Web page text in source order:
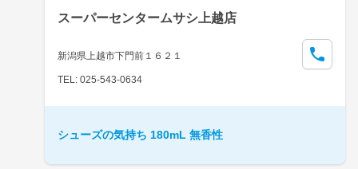
スーパーセンタームサシ上越店
新潟県上越市下門前１６２１
TEL: 025-543-0634
シューズの気持ち 180mL 無香性